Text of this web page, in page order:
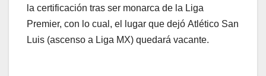
la certificación tras ser monarca de la Liga
Premier, con lo cual, el lugar que dejó Atlético San
Luis (ascenso a Liga MX) quedará vacante.